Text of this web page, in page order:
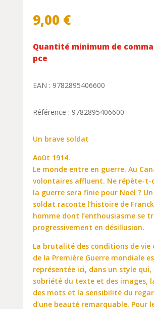
9,00 €
Quantité minimum de
pce
EAN : 9782895406600
Référence : 9782895406600
Un brave soldat
Août 1914.
Le monde entre en guerre. Au
volontaires affluent. Ne répète-t-
la guerre sera finie pour Noël ?
soldat raconte l’histoire de
homme dont l’enthousiasme se
progressivement en désillusion.
La brutalité des conditions de vie
de la Première Guerre mondiale
représentée ici, dans un style qui,
sobriété du texte et des images,
des mots et la sensibilité du
d’une beauté remarquable. Pour